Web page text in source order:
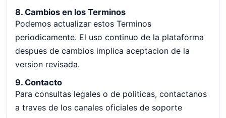
8. Cambios en los Terminos
Podemos actualizar estos Terminos
periodicamente. El uso continuo de la plataforma
despues de cambios implica aceptacion de la
version revisada.
9. Contacto
Para consultas legales o de politicas, contactanos
a traves de los canales oficiales de soporte